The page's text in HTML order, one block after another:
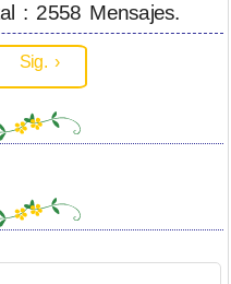
: 2558 Mensajes.
Sig. ›